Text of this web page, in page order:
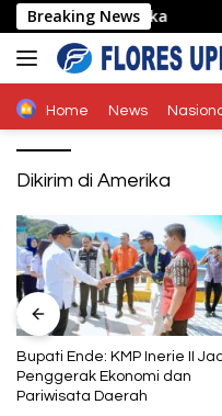
Langsung
ke
konten
Breaking News
Mbotulaka
Home News
Dikirim di Amerika
Bupati Ende: KMP Inerie II
Penggerak Ekonomi dan
Pariwisata Daerah